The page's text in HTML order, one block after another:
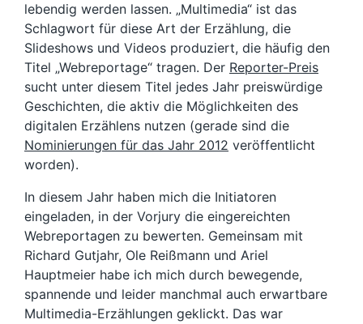
lebendig werden lassen. „Multimedia“ ist das
Schlagwort für diese Art der Erzählung, die
Slideshows und Videos produziert, die häufig den
Titel „Webreportage“ tragen. Der Reporter-Preis
sucht unter diesem Titel jedes Jahr preiswürdige
Geschichten, die aktiv die Möglichkeiten des
digitalen Erzählens nutzen (gerade sind die
Nominierungen für das Jahr 2012 veröffentlicht
worden).
In diesem Jahr haben mich die Initiatoren
eingeladen, in der Vorjury die eingereichten
Webreportagen zu bewerten. Gemeinsam mit
Richard Gutjahr, Ole Reißmann und Ariel
Hauptmeier habe ich mich durch bewegende,
spannende und leider manchmal auch erwartbare
Multimedia-Erzählungen geklickt. Das war